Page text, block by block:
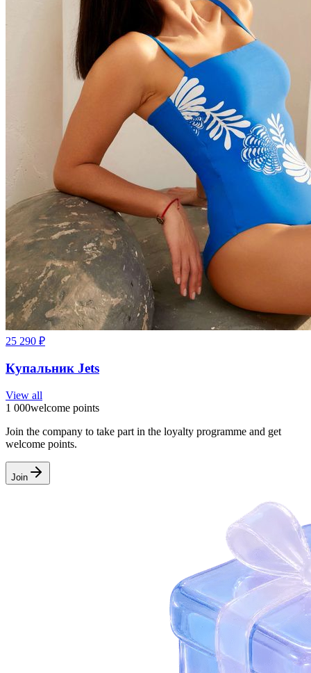
25 290 ₽
Купальник Jets
View all
1 000welcome points
Join the company to take part in the loyalty programme and get
welcome points.
Join